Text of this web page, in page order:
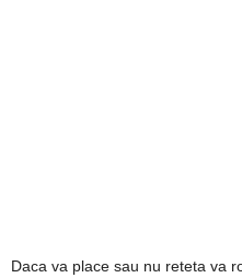
Daca va place sau nu reteta va